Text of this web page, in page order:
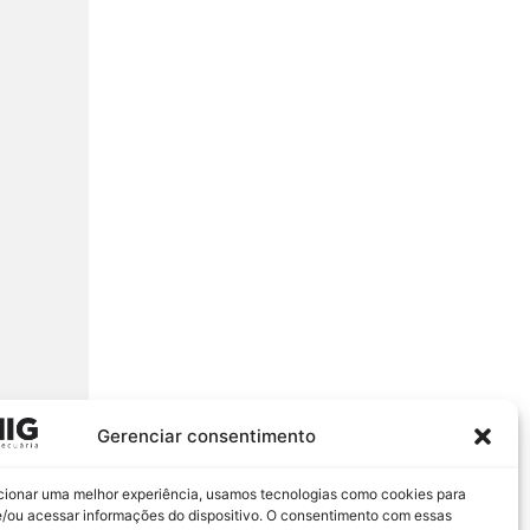
Gerenciar consentimento
uma melhor experiência, usamos tecnologias como cookies para
ou acessar informações do dispositivo. O consentimento com essas